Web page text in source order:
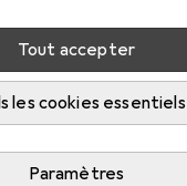
Tout accepter
les cookies essentiels
Paramètres